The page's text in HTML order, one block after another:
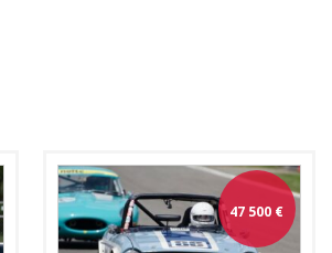
47 500 €